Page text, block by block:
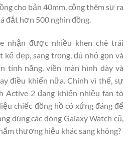
cho bản 40mm, cộng thêm sự ra
đắt hơn 500 nghìn đồng.
nhận được nhiều khen chê trái
kế đẹp, sang trọng, đủ nhỏ gọn và
tính năng, viền màn hình dày và
điều khiển nữa. Chính vì thế, sự
Active 2 đang khiến nhiều fan tò
chiếc đồng hồ có xứng đáng để
dùng các dòng Galaxy Watch cũ,
thương hiệu khác sang không?